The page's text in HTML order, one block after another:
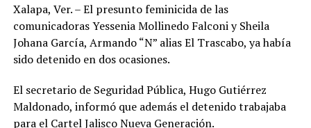
Xalapa, Ver. – El presunto feminicida de las
comunicadoras Yessenia Mollinedo Falconi y Sheila
Johana García, Armando “N” alias El Trascabo, ya había
sido detenido en dos ocasiones.
El secretario de Seguridad Pública, Hugo Gutiérrez
Maldonado, informó que además el detenido trabajaba
para el Cartel Jalisco Nueva Generación.